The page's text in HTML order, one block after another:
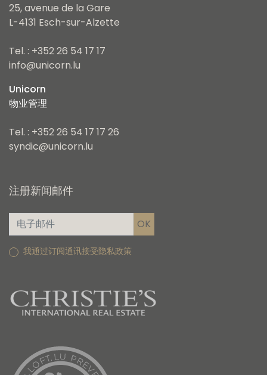
25, avenue de la Gare
L-4131 Esch-sur-Alzette
Tel. : +352 26 54 17 17
info@unicorn.lu
Unicorn
物业管理
Tel. : +352 26 54 17 17 26
syndic@unicorn.lu
注册新闻邮件
我通过订阅通讯接受隐私政策